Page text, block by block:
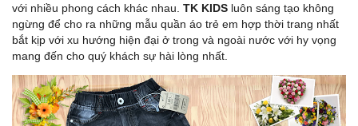
với nhiều phong cách khác nhau. TK KIDS luôn sáng tạo không
ngừng để cho ra những mẫu quần áo trẻ em hợp thời trang nhất
bắt kịp với xu hướng hiện đại ở trong và ngoài nước với hy vọng
mang đến cho quý khách sự hài lòng nhất.